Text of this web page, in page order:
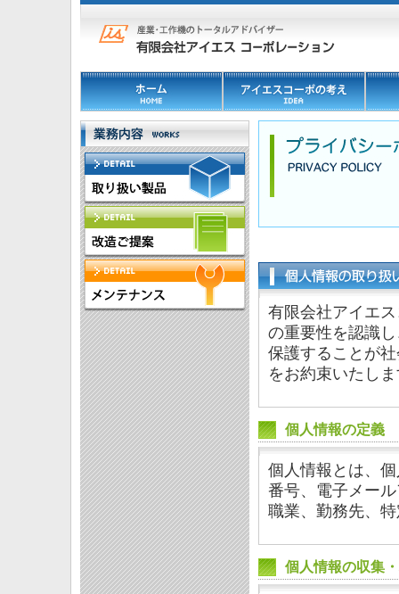
有限会社アイエ
の重要性を認識
保護することが
をお約束いたし
個人情報の定義
個人情報とは、
番号、電子メー
職業、勤務先、
個人情報の収集